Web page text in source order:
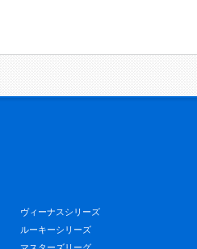
ヴィーナスシリーズ
ルーキーシリーズ